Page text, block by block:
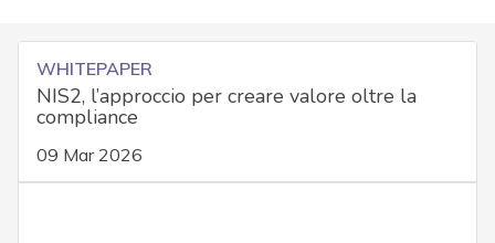
WHITEPAPER
NIS2, l’approccio per creare valore oltre la
compliance
09 Mar 2026